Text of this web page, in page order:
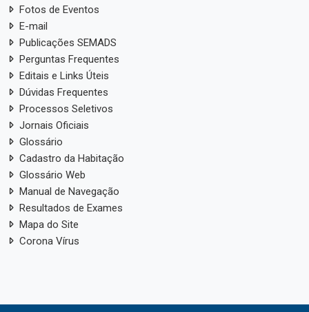
Fotos de Eventos
E-mail
Publicações SEMADS
Perguntas Frequentes
Editais e Links Úteis
Dúvidas Frequentes
Processos Seletivos
Jornais Oficiais
Glossário
Cadastro da Habitação
Glossário Web
Manual de Navegação
Resultados de Exames
Mapa do Site
Corona Vírus